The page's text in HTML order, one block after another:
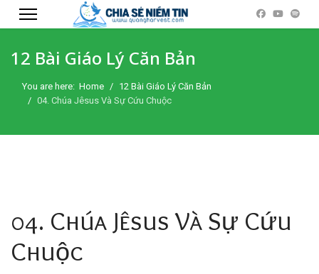
12 Bài Giáo Lý Căn Bản
You are here: Home
12 Bài Giáo Lý Căn Bản
04. Chúa Jêsus Và Sự Cứu Chuộc
04. Chúa Jêsus Và Sự Cứu
Chuộc